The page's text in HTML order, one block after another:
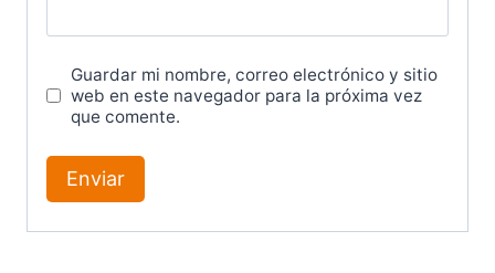
Guardar mi nombre, correo electrónico y sitio
web en este navegador para la próxima vez
que comente.